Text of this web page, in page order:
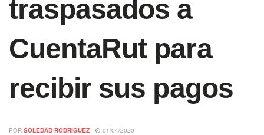
traspasados a
CuentaRut para
recibir sus pagos
POR SOLEDAD RODRIGUEZ 01/04/2020